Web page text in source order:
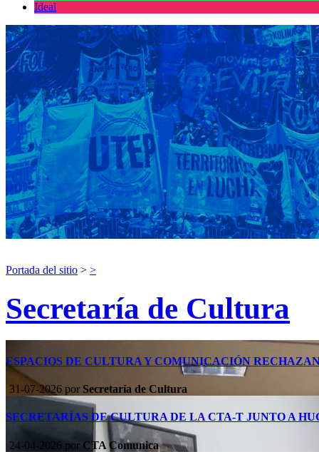
Ideal
Portada del sitio > >
Secretaría de Cultura
ESPACIOS DE CULTURA Y COMUNICACIÓN
31-07-2026 por Secretaría de Cultura
SECRETARÍAS DE CULTURA DE LA CTA-T JUNTO A
24-04-2026 por CTA Comunica